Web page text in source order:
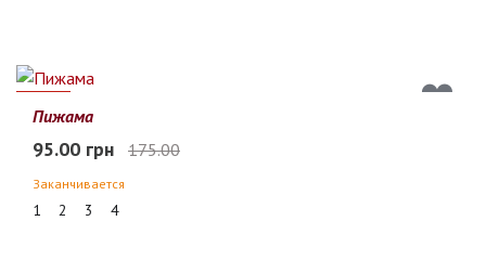
46%
Пижама
95.00 грн 175.00
Заканчивается
1 2 3 4